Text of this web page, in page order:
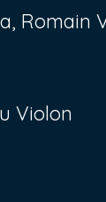
Romain
Violon